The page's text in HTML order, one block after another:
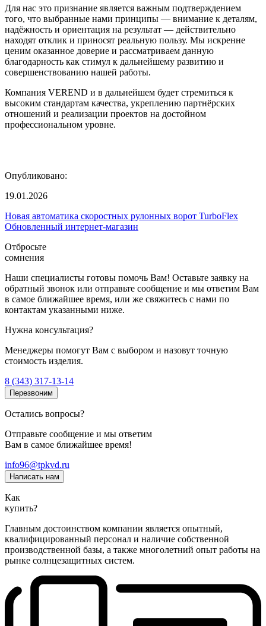
Для нас это признание является важным подтверждением
того, что выбранные нами принципы — внимание к деталям,
надёжность и ориентация на результат — действительно
находят отклик и приносят реальную пользу. Мы искренне
ценим оказанное доверие и рассматриваем данную
благодарность как стимул к дальнейшему развитию и
совершенствованию нашей работы.
Компания VEREND и в дальнейшем будет стремиться к
высоким стандартам качества, укреплению партнёрских
отношений и реализации проектов на достойном
профессиональном уровне.
Опубликовано:
19.01.2026
Новая автоматика скоростных рулонных ворот TurboFlex
Обновленный интернет-магазин
Отбросьте
сомнения
Наши специалисты готовы помочь Вам! Оставьте заявку на
обратный звонок или отправьте сообщение и мы ответим Вам
в самое ближайшее время, или же свяжитесь с нами по
контактам указанными ниже.
Нужна консультация?
Менеджеры помогут Вам с выбором и назовут точную
стоимость изделия.
8 (343) 317-13-14
Перезвоним
Остались вопросы?
Отправьте сообщение и мы ответим
Вам в самое ближайшее время!
info96@tpkvd.ru
Написать нам
Как
купить?
Главным достоинством компании является опытный,
квалифицированный персонал и наличие собственной
производственной базы, а также многолетний опыт работы на
рынке солнцезащитных систем.